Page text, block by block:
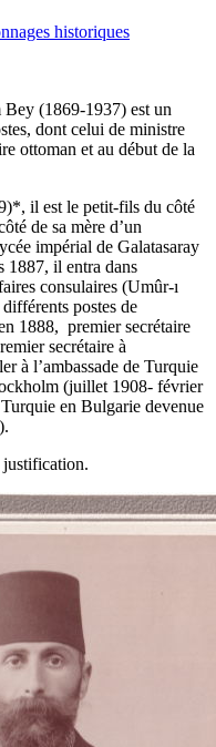
historiques
Bey (1869-1937) est un
dont celui de ministre
ottoman et au début de la
il est le petit-fils du côté
de sa mère d’un
impérial de Galatasaray
1887, il entra dans
consulaires (Umûr-ı
postes de
1888, premier secrétaire
secrétaire à
à l’ambassade de Turquie
(juillet 1908- février
en Bulgarie devenue
justification.